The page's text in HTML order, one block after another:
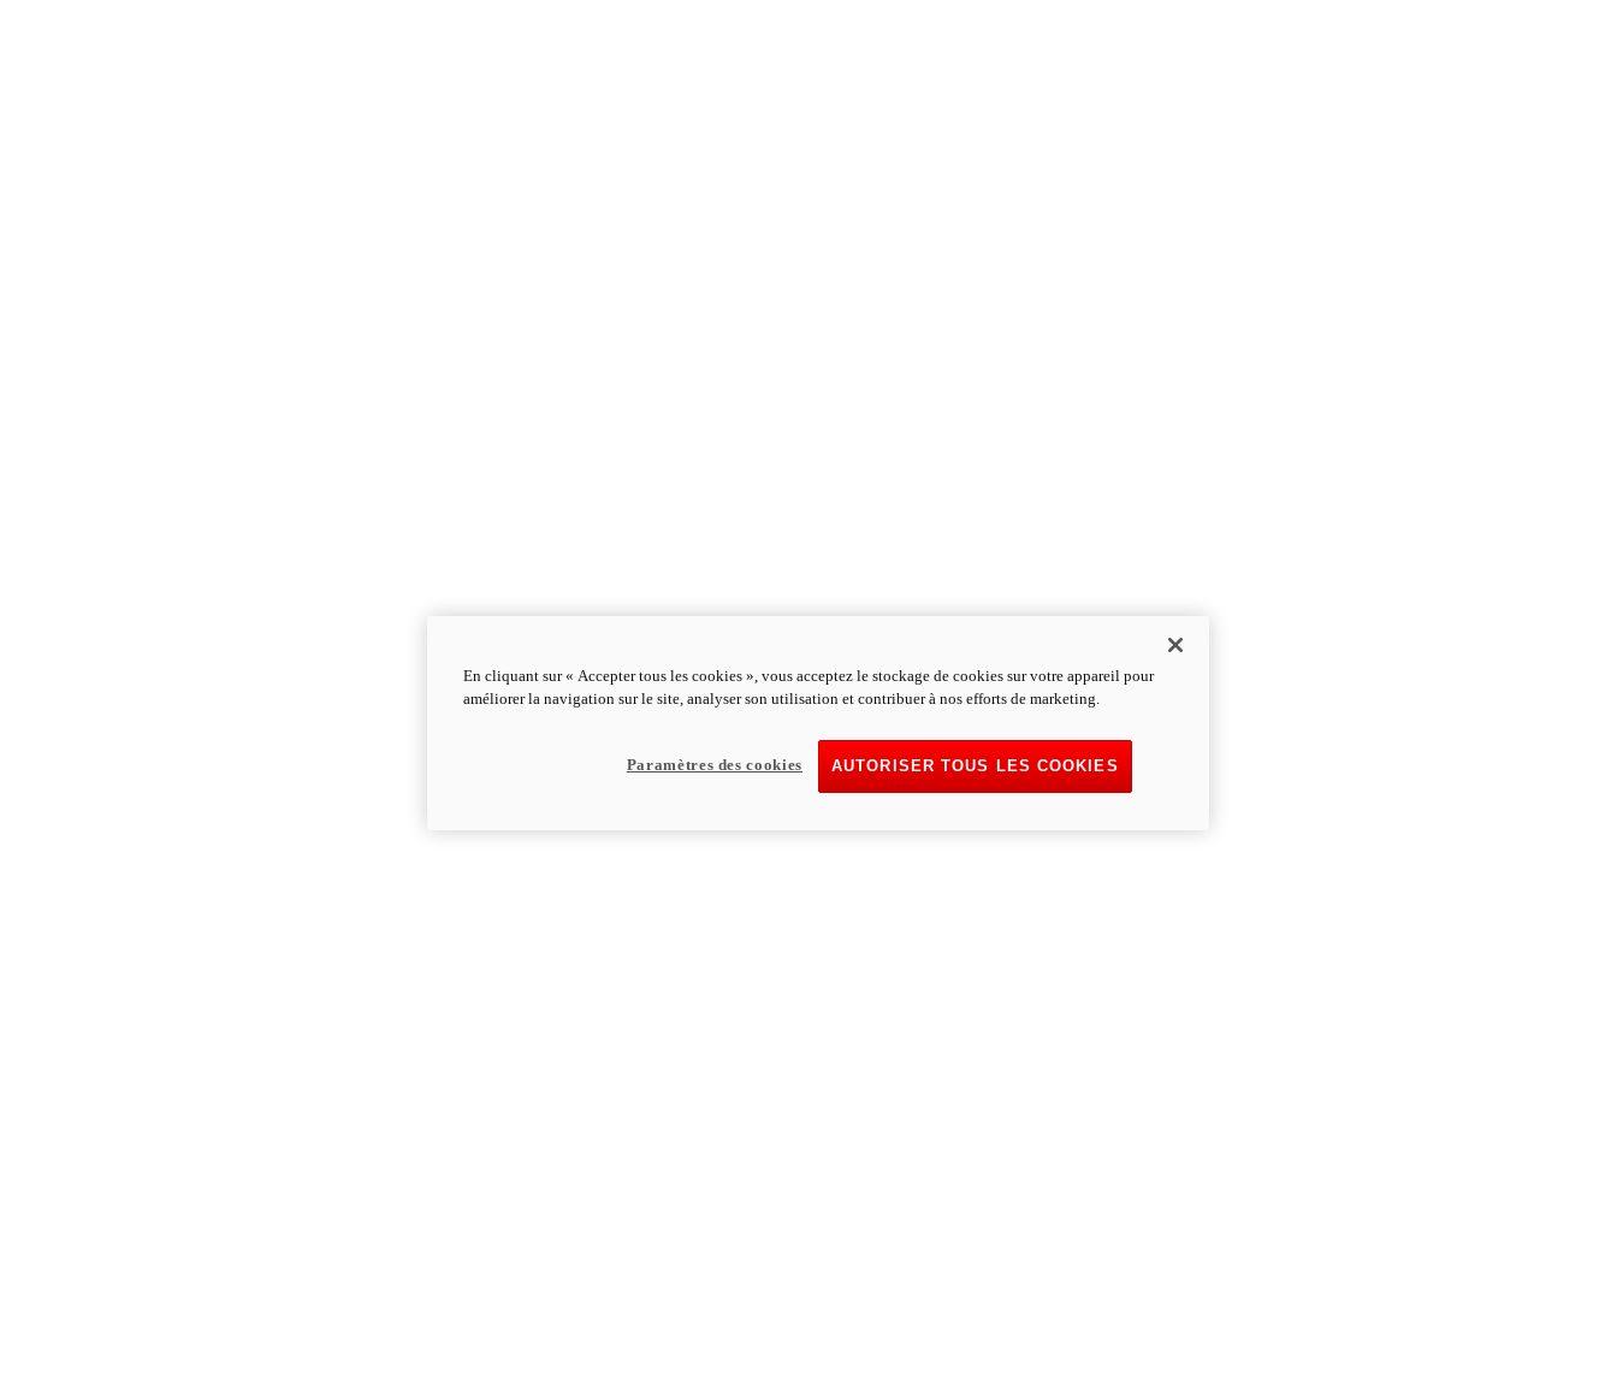
En cliquant sur « Accepter tous les cookies », vous acceptez le stockage de cookies sur votre appareil pour
améliorer la navigation sur le site, analyser son utilisation et contribuer à nos efforts de marketing.
AUTORISER TOUS LES COOKIES
Paramètres des cookies